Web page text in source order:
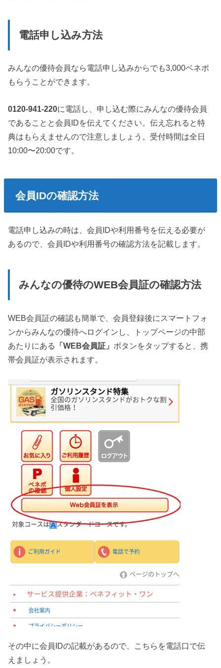
電話申し込み方法
みんなの優待会員なら電話申し込みからでも3,000ベネポ
もらうことができます。
0120-941-220に電話し、申し込む際にみんなの優待会員
であることと会員IDを伝えてください。伝え忘れると特
典はもらえませんので注意しましょう。受付時間は全日
10:00〜20:00です。
会員IDの確認方法
電話申し込みの時は、会員IDや利用番号を伝える必要が
あるので、会員IDや利用番号の確認方法を記載します。
みんなの優待のWEB会員証の確認方法
WEB会員証の確認も簡単で、会員登録後にスマートフォ
ンからみんなの優待へログインし、トップページの中部
あたりにある
「WEB会員証」 ボタンをタップすると、携
帯会員証が表示されます。
その中に会員IDの記載があるので、こちらを電話口で伝
えましょう。